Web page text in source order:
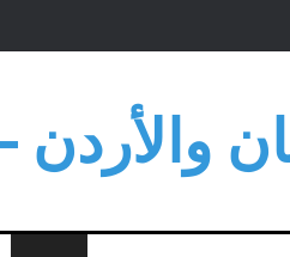
والأردن